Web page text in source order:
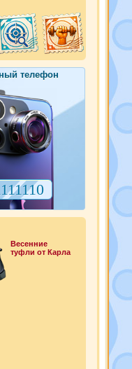
телефон
Весенние
туфли от Карла